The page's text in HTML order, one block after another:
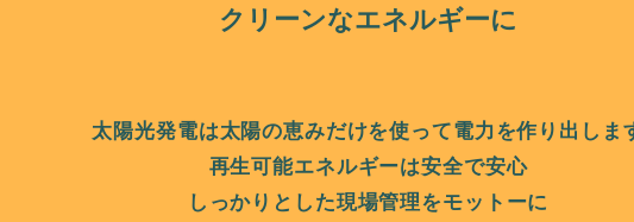
​クリーンなエネルギーに
太陽光発電は太陽の恵みだけを使って電力を作り出しま
再生可能エネルギーは安全で安心
しっかりとした現場管理をモットーに